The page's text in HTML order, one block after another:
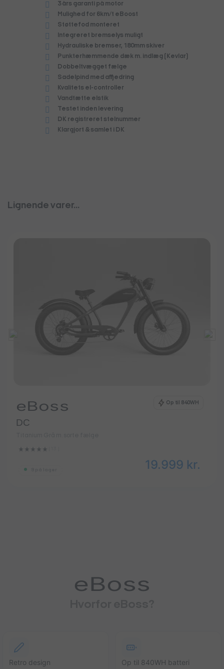
3 års garanti på motor
Mulighed for 6km/t eBoost
Støttefod monteret
Integreret bremselys muligt
Hydrauliske bremser, 180mm skiver
Punkterhæmmende dæk m. indlæg (Kevlar)
Dobbeltvægget fælge
Sadelpind med affjedring
Kvalitets el-controller
Vandtætte elstik
Testet inden levering
DK registreret stelnummer
Klargjort & samlet i DK
Lignende varer...
eBoss
DC
Op til 840WH
19.999 kr.
eBoss
Retro design Op til 840WH batteri